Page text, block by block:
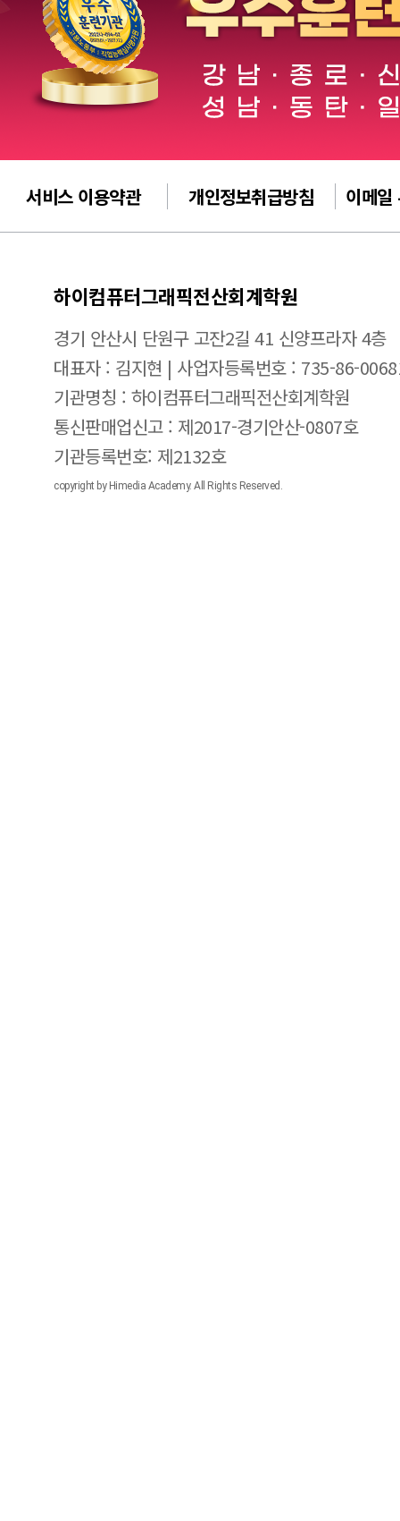
서비스 이용약관 개인정보취급방침 이메일
하이컴퓨터그래픽전산회계학원
경기 안산시 단원구 고잔2길 41 신양프라자 4층
대표자 : 김지현 | 사업자등록번호 : 735-86-
기관명칭 : 하이컴퓨터그래픽전산회계학원
통신판매업신고 : 제2017-경기안산-0807호
기관등록번호: 제2132호
copyright by Himedia Academy. All Rights Reserved.